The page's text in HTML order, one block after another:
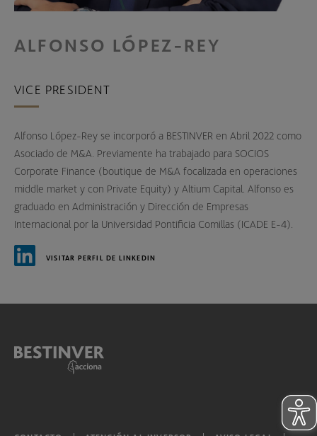
ALFONSO LÓPEZ-REY
VICE PRESIDENT
Alfonso López-Rey se incorporó a BESTINVER en Abril 2022 como
Asociado de M&A. Previamente ha trabajado para SOCIOS
Corporate Finance (boutique de M&A focalizada en operaciones
middle market y con Private Equity) y Altium Capital. Alfonso es
graduado en Administración y Dirección de Empresas
Internacional por la Universidad Pontificia Comillas (ICADE E-4).
VISITAR PERFIL DE LINKEDIN